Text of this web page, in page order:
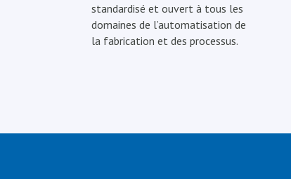
standardisé et ouvert à tous les
domaines de l’automatisation de
la fabrication et des processus.